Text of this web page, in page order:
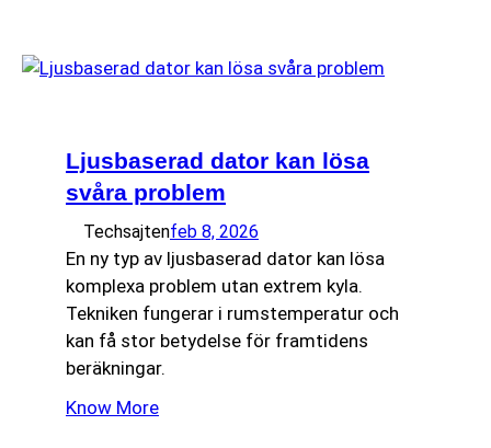
Ljusbaserad dator kan lösa
svåra problem
Techsajtenfeb 8, 2026
En ny typ av ljusbaserad dator kan lösa
komplexa problem utan extrem kyla.
Tekniken fungerar i rumstemperatur och
kan få stor betydelse för framtidens
beräkningar.
Know More